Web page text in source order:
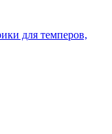
для темперов,